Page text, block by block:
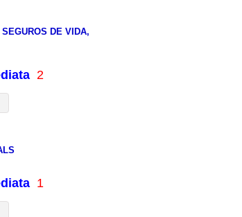
DE VIDA,
2
1